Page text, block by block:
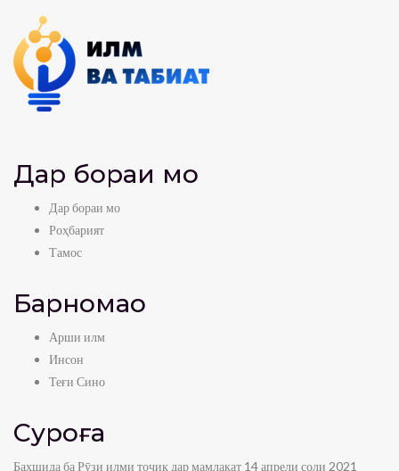
Дар бораи мо
Дар бораи мо
Роҳбарият
Тамос
Барномаҳо
Арши илм
Инсон
Теғи Сино
Суроға
Бахшида ба Рӯзи илми тоҷик дар мамлакат 14 апрели соли 2021